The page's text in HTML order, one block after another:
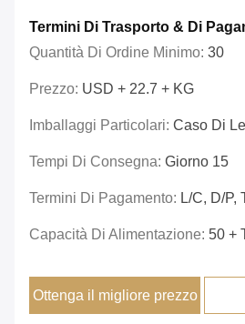
Termini Di Trasporto & Di
Quantità Di Ordine Minimo: 30
Prezzo: USD + 22.7 + KG
Imballaggi Particolari: Caso Di
Tempi Di Consegna: Giorno 15
Termini Di Pagamento: L/C, D/P,
Capacità Di Alimentazione: 50 +
Ottenga il migliore prezzo